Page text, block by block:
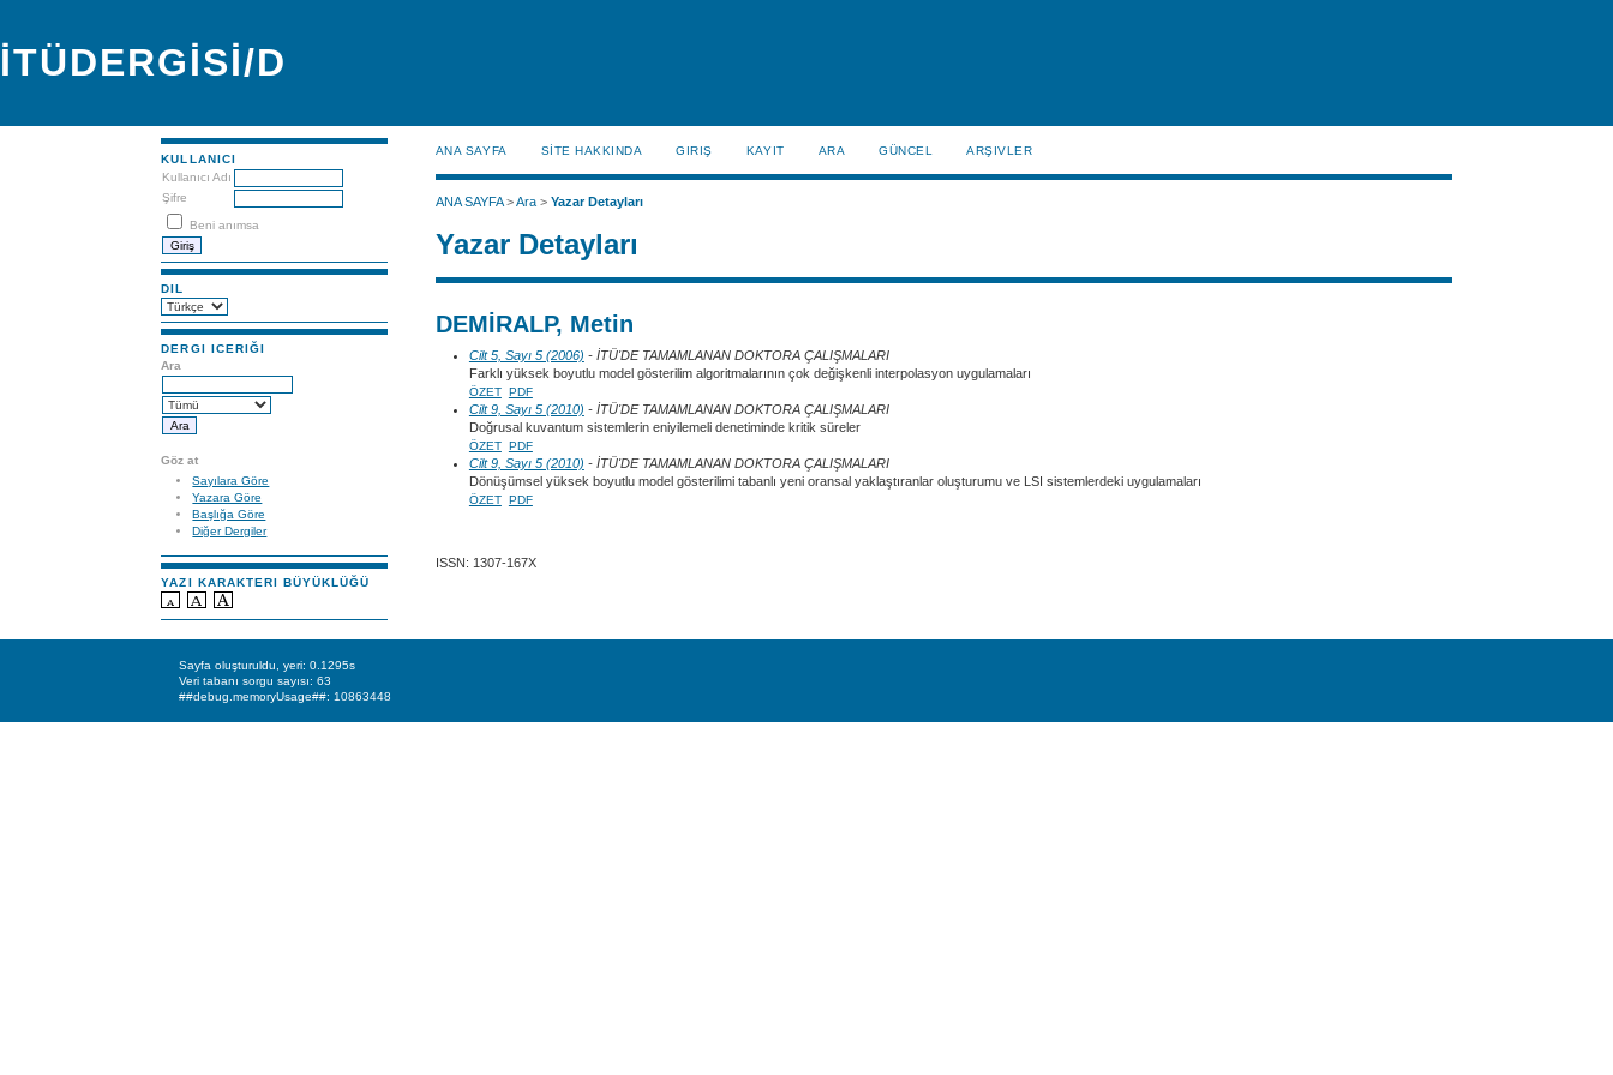
İTÜDERGİSİ/D
KULLANICI
Kullanıcı Adı
Şifre
Beni anımsa
DIL
DERGI ICERIĞI
Ara
Göz at
Sayılara Göre
Yazara Göre
Başlığa Göre
Diğer Dergiler
YAZI KARAKTERI BÜYÜKLÜĞÜ
ANA SAYFA SİTE HAKKINDA GIRIŞ KAYIT ARA GÜNCEL ARŞIVLER
ANA SAYFA>Ara> Yazar Detayları
Yazar Detayları
DEMİRALP, Metin
Cilt 5, Sayı 5 (2006) - İTÜ'DE TAMAMLANAN DOKTORA ÇALIŞMALARI
Farklı yüksek boyutlu model gösterilim algoritmalarının çok değişkenli interpolasyon uygulamaları
ÖZET PDF
Cilt 9, Sayı 5 (2010) - İTÜ'DE TAMAMLANAN DOKTORA ÇALIŞMALARI
Doğrusal kuvantum sistemlerin eniyilemeli denetiminde kritik süreler
ÖZET PDF
Cilt 9, Sayı 5 (2010) - İTÜ'DE TAMAMLANAN DOKTORA ÇALIŞMALARI
Dönüşümsel yüksek boyutlu model gösterilimi tabanlı yeni oransal yaklaştıranlar oluşturumu ve LSI sistemlerdeki uygulamaları
ÖZET PDF
ISSN: 1307-167X
Sayfa oluşturuldu, yeri: 0.1295s
Veri tabanı sorgu sayısı: 63
##debug.memoryUsage##: 10863448